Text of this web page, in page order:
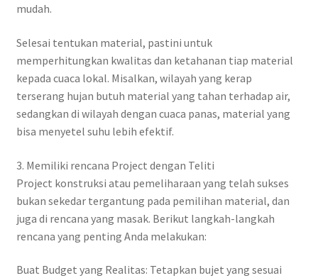
mudah.
Selesai tentukan material, pastini untuk
memperhitungkan kwalitas dan ketahanan tiap material
kepada cuaca lokal. Misalkan, wilayah yang kerap
terserang hujan butuh material yang tahan terhadap air,
sedangkan di wilayah dengan cuaca panas, material yang
bisa menyetel suhu lebih efektif.
3. Memiliki rencana Project dengan Teliti
Project konstruksi atau pemeliharaan yang telah sukses
bukan sekedar tergantung pada pemilihan material, dan
juga di rencana yang masak. Berikut langkah-langkah
rencana yang penting Anda melakukan:
Buat Budget yang Realitas: Tetapkan bujet yang sesuai